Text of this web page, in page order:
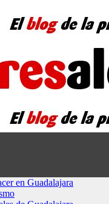
en Guadalajara